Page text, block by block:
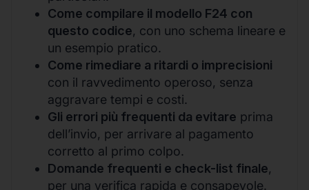
Come compilare il modello F24 con
questo codice, con uno schema lineare e
un esempio pratico.
Come rimediare a ritardi o imprecisioni
con il ravvedimento operoso, senza
aggravare tempi e costi.
Gli errori più frequenti da evitare prima
dell’invio, per arrivare al pagamento
corretto al primo colpo.
Domande frequenti e check-list finale,
per una verifica rapida e consapevole.